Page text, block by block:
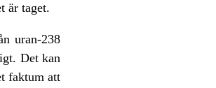
är taget.
uran-238
Det kan
faktum att